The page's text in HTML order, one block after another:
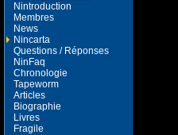
Nintroduction
Membres
News
Nincarta
Questions / Réponses
NinFaq
Chronologie
Tapeworm
Articles
Biographie
Livres
Fragile